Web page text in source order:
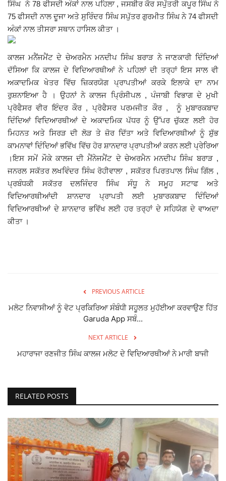
Giddarbaha
Railway Time Table
Lambi
Sri Muktsar Sahib News
Punjab
Life & Style
Important
Contact Us
ਸਿੰਘ ਨੇ 78 ਫੀਸਦੀ ਅੰਕਾਂ ਨਾਲ ਪਹਿਲਾ , ਜਸਬੀਰ ਕੌਰ ਸਪੁੱਤਰੀ ਕਪੂਰ ਸਿੰਘ ਨੇ
75 ਫੀਸਦੀ ਨਾਲ ਦੂਜਾ ਅਤੇ ਸੁਰਿੰਦਰ ਸਿੰਘ ਸਪੁੱਤਰ ਗੁਰਮੀਤ ਸਿੰਘ ਨੇ 74 ਫੀਸਦੀ
ਅੰਕਾਂ ਨਾਲ ਤੀਸਰਾ ਸਥਾਨ ਹਾਸਿਲ ਕੀਤਾ ।
ਕਾਲਜ ਮਨੈਂਜਮੈਂਟ ਦੇ ਚੇਅਰਮੈਨ ਮਨਦੀਪ ਸਿੰਘ ਬਰਾੜ ਨੇ ਜਾਣਕਾਰੀ ਦਿੰਦਿਆਂ
ਦੱਸਿਆ ਕਿ ਕਾਲਜ ਦੇ ਵਿਦਿਆਰਥੀਆਂ ਨੇ ਪਹਿਲਾਂ ਦੀ ਤਰ੍ਹਾਂ ਇਸ ਸਾਲ ਵੀ
ਅਕਾਦਮਿਕ ਖੇਤਰ ਵਿੱਚ ਜ਼ਿਕਰਯੋਗ ਪ੍ਰਾਪਤੀਆਂ ਕਰਕੇ ਇਲਾਕੇ ਦਾ ਨਾਮ
ਰੁਸ਼ਨਾਇਆ ਹੈ । ਉਹਨਾਂ ਨੇ ਕਾਲਜ ਪ੍ਰਿੰਸੀਪਲ , ਪੰਜਾਬੀ ਵਿਭਾਗ ਦੇ ਮੁਖੀ
ਪ੍ਰੋਫੈਸਰ ਵੀਰ ਇੰਦਰ ਕੌਰ , ਪ੍ਰੋਫੈਸਰ ਪਰਮਜੀਤ ਕੌਰ , ਨੂੰ ਮੁਬਾਰਕਬਾਦ
ਦਿੰਦਿਆਂ ਵਿਦਿਆਰਥੀਆਂ ਦੇ ਅਕਾਦਮਿਕ ਪੱਧਰ ਨੂੰ ਉੱਪਰ ਚੁੱਕਣ ਲਈ ਹੋਰ
ਮਿਹਨਤ ਅਤੇ ਸਿਰੜ ਦੀ ਲੋੜ ਤੇ ਜ਼ੋਰ ਦਿੱਤਾ ਅਤੇ ਵਿਦਿਆਰਥੀਆਂ ਨੂੰ ਸ਼ੁੱਭ
ਕਾਮਨਾਵਾਂ ਦਿੰਦਿਆਂ ਭਵਿੱਖ ਵਿੱਚ ਹੋਰ ਸ਼ਾਨਦਾਰ ਪ੍ਰਾਪਤੀਆਂ ਕਰਨ ਲਈ ਪ੍ਰੇਰਿਆ
।ਇਸ ਸਮੇਂ ਮੌਕੇ ਕਾਲਜ ਦੀ ਮੈਂਨੇਜਮੈਂਟ ਦੇ ਚੇਅਰਮੈਨ ਮਨਦੀਪ ਸਿੰਘ ਬਰਾੜ ,
ਜਨਰਲ ਸਕੱਤਰ ਲਖਵਿੰਦਰ ਸਿੰਘ ਰੋਹੀਵਾਲਾ , ਸਕੱਤਰ ਪਿਰਤਪਾਲ ਸਿੰਘ ਗਿੱਲ ,
ਪ੍ਰਬੰਧਕੀ ਸਕੱਤਰ ਦਲਜਿੰਦਰ ਸਿੰਘ ਸੰਧੂ ਨੇ ਸਮੂਹ ਸਟਾਫ ਅਤੇ
ਵਿਦਿਆਰਥੀਆਂਦੀ ਸ਼ਾਨਦਾਰ ਪ੍ਰਾਪਤੀ ਲਈ ਮੁਬਾਰਕਬਾਦ ਦਿੰਦਿਆਂ
ਵਿਦਿਆਰਥੀਆਂ ਦੇ ਸ਼ਾਨਦਾਰ ਭਵਿੱਖ ਲਈ ਹਰ ਤਰ੍ਹਾਂ ਦੇ ਸਹਿਯੋਗ ਦੇ ਵਾਅਦਾ
ਕੀਤਾ ।
PREVIOUS ARTICLE
ਮਲੋਟ ਨਿਵਾਸੀਆਂ ਨੂੰ ਵੋਟ ਪ੍ਰਕਿਰਿਆ ਸੰਬੰਧੀ ਸਹੂਲਤ ਮੁਹੱਈਆ ਕਰਵਾਉਣ ਹਿੱਤ
Garuda App ਸਬੰ...
NEXT ARTICLE
ਮਹਾਰਾਜਾ ਰਣਜੀਤ ਸਿੰਘ ਕਾਲਜ ਮਲੋਟ ਦੇ ਵਿਦਿਆਰਥੀਆਂ ਨੇ ਮਾਰੀ ਬਾਜੀ
RELATED POSTS